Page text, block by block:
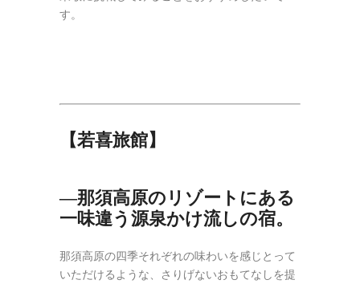
す。
【若喜旅館】
―那須高原のリゾートにある
一味違う源泉かけ流しの宿。
那須高原の四季それぞれの味わいを感じとって
いただけるような、さりげないおもてなしを提